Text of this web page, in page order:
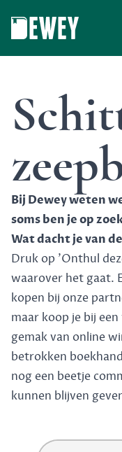
Bij Dewey weten
soms ben je op
Wat dacht je van
Druk op 'Onthul
waarover het gaat.
kopen bij onze
maar koop je bij
gemak van online
betrokken
nog een beetje
kunnen blijven